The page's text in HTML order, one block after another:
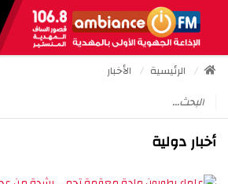
الرئيسية الأخبار
أخبار دولية